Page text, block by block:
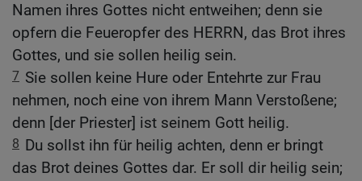
Namen ihres Gottes nicht entweihen; denn sie
opfern die Feueropfer des HERRN, das Brot ihres
Gottes, und sie sollen heilig sein.
7 Sie sollen keine Hure oder Entehrte zur Frau
nehmen, noch eine von ihrem Mann Verstoßene;
denn [der Priester] ist seinem Gott heilig.
8 Du sollst ihn für heilig achten, denn er bringt
das Brot deines Gottes dar. Er soll dir heilig sein;